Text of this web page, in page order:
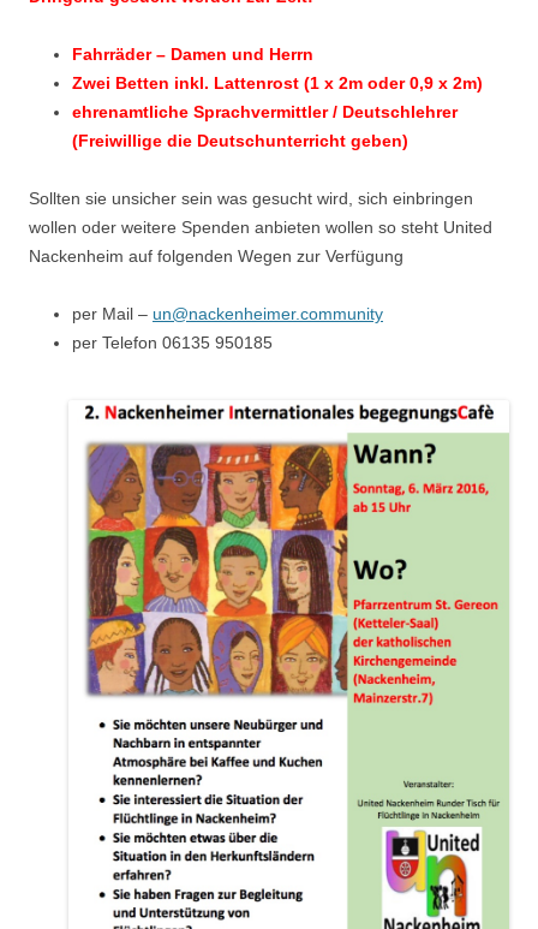
Fahrräder – Damen und Herrn
Zwei Betten inkl. Lattenrost (1 x 2m oder 0,9 x 2m)
ehrenamtliche Sprachvermittler / Deutschlehrer
(Freiwillige die Deutschunterricht geben)
Sollten sie unsicher sein was gesucht wird, sich einbringen
wollen oder weitere Spenden anbieten wollen so steht United
Nackenheim auf folgenden Wegen zur Verfügung
per Mail – un@nackenheimer.community
per Telefon 06135 950185